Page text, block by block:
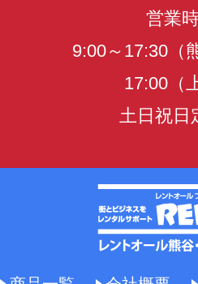
営業
9:00～17:30（
17:00（
土日祝日